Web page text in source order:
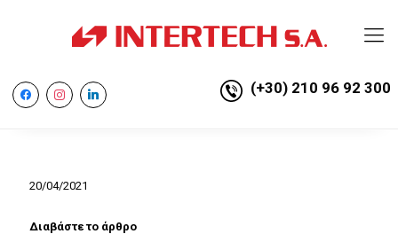
facebookinstagramlinkedin (+30) 210 96 92 300
20/04/2021
Διαβάστε το άρθρο